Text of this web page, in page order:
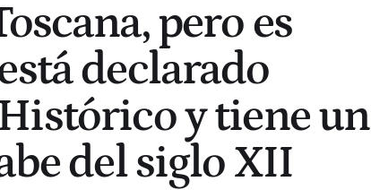
pero es
declarado
y tiene un
del siglo XII